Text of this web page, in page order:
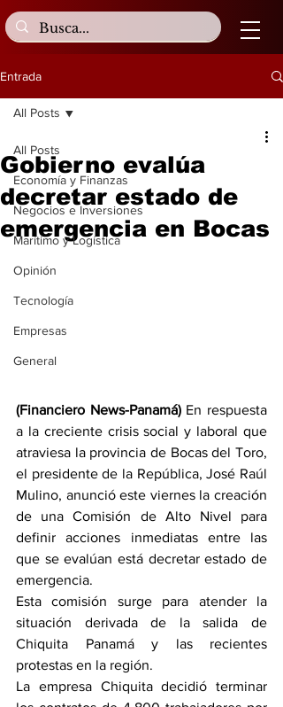
Entrada
All Posts
Economía y Finanzas
Negocios e Inversiones
Marítimo y Logística
Opinión
Tecnología
Empresas
General
All Posts
Gobierno evalúa
decretar estado de
emergencia en Bocas
(Financiero News-Panamá) En respuesta
a la creciente crisis social y laboral que
atraviesa la provincia de Bocas del Toro,
el presidente de la República, José Raúl
Mulino, anunció este viernes la creación
de una Comisión de Alto Nivel para
definir acciones inmediatas entre las
que se evalúan está decretar estado de
emergencia.
Esta comisión surge para atender la
situación derivada de la salida de
Chiquita Panamá y las recientes
protestas en la región.
La empresa Chiquita decidió terminar